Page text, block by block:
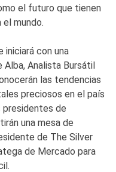
el futuro que tienen
mundo.
iniciará con una
Alba, Analista Bursátil
las tendencias
preciosos en el país
presidentes de
una mesa de
de The Silver
de Mercado para